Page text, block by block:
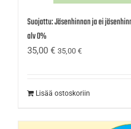
Suojattu: Jäsenhinnan ja ei
alv 0%
35,00 € 35,00 €
Lisää ostoskoriin